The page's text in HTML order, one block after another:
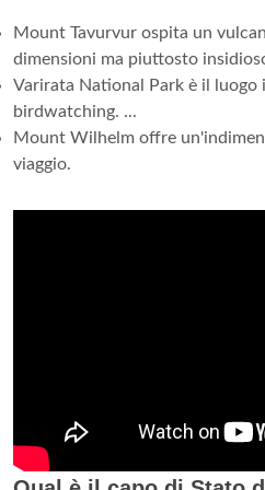
Mount Tavurvur ospita un
dimensioni ma piuttosto
Varirata National Park è il luogo
birdwatching. ...
Mount Wilhelm offre
viaggio.